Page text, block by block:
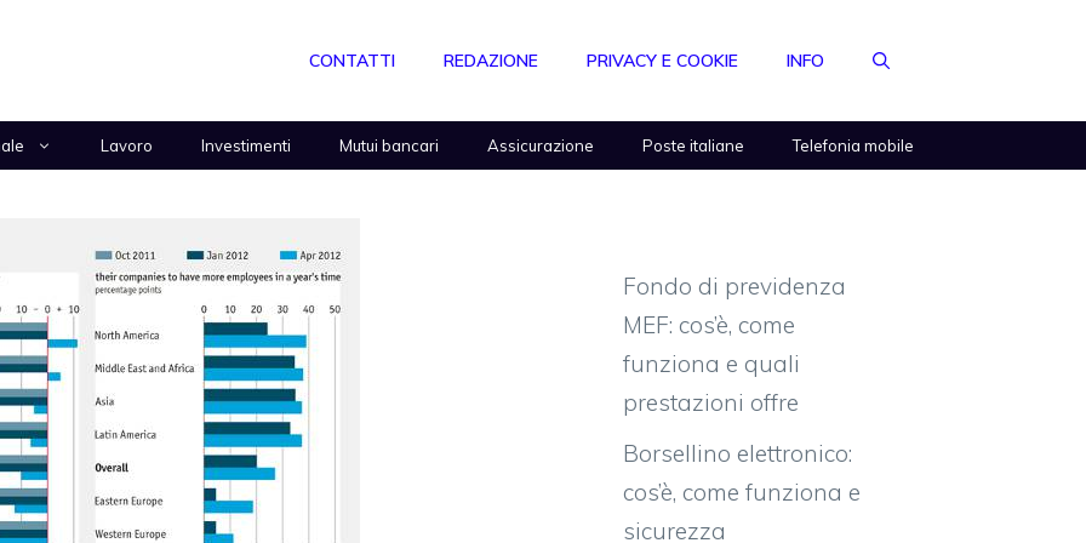
CONTATTI REDAZIONE PRIVACY E COOKIE INFO
Lavoro Investimenti Mutui bancari Assicurazione Poste italiane Telefonia mobile
Fondo di previdenza
MEF: cos’è, come
funziona e quali
prestazioni offre
Borsellino elettronico:
cos’è, come funziona e
sicurezza